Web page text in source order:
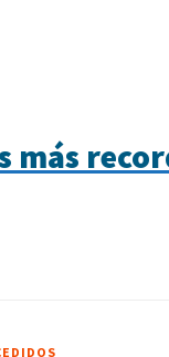
más